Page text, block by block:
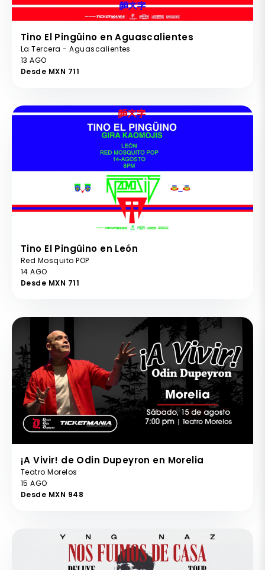
Tino El Pingüino en Aguascalientes
La Tercera - Aguascalientes
13 AGO
Desde MXN 711
Tino El Pingüino en León
Red Mosquito POP
14 AGO
Desde MXN 711
¡A Vivir! de Odin Dupeyron en Morelia
Teatro Morelos
15 AGO
Desde MXN 948